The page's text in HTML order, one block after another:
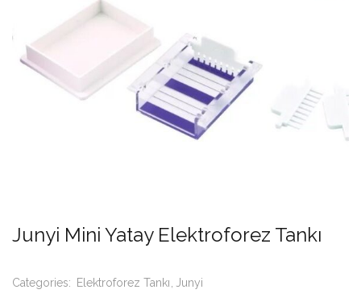
Junyi Mini Yatay Elektroforez Tankı
Categories: Elektroforez Tankı Junyi